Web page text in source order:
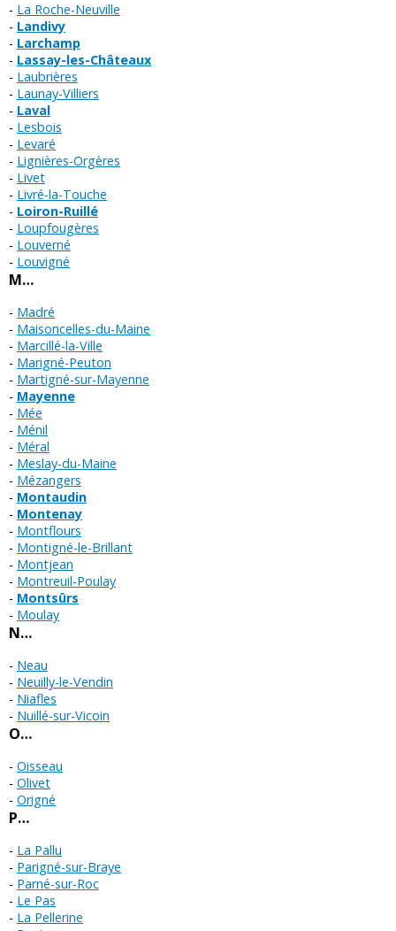
La Roche-Neuville
Landivy
Larchamp
Lassay-les-Châteaux
Laubrières
Launay-Villiers
Laval
Lesbois
Levaré
Lignières-Orgères
Livet
Livré-la-Touche
Loiron-Ruillé
Loupfougères
Louverné
Louvigné
M…
Madré
Maisoncelles-du-Maine
Marcillé-la-Ville
Marigné-Peuton
Martigné-sur-Mayenne
Mayenne
Mée
Ménil
Méral
Meslay-du-Maine
Mézangers
Montaudin
Montenay
Montflours
Montigné-le-Brillant
Montjean
Montreuil-Poulay
Montsûrs
Moulay
N…
Neau
Neuilly-le-Vendin
Niafles
Nuillé-sur-Vicoin
O…
Oisseau
Olivet
Origné
P…
La Pallu
Parigné-sur-Braye
Parné-sur-Roc
Le Pas
La Pellerine